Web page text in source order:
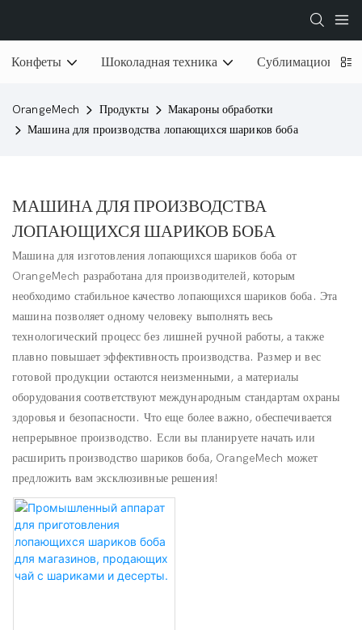
Конфеты Шоколадная техника Сублимационная
OrangeMech Продукты
Макароны обработки
Машина для производства лопающихся шариков боба
МАШИНА ДЛЯ ПРОИЗВОДСТВА
ЛОПАЮЩИХСЯ ШАРИКОВ БОБА
Машина для изготовления лопающихся шариков боба от
OrangeMech разработана для производителей, которым
необходимо стабильное качество лопающихся шариков боба. Эта
машина позволяет одному человеку выполнять весь
технологический процесс без лишней ручной работы, а также
плавно повышает эффективность производства. Размер и вес
готовой продукции остаются неизменными, а материалы
оборудования соответствуют международным стандартам охраны
здоровья и безопасности. Что еще более важно, обеспечивается
непрерывное производство. Если вы планируете начать или
расширить производство шариков боба, OrangeMech может
предложить вам эксклюзивные решения!